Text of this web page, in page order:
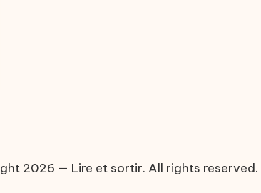
2026 — Lire et sortir. All rights reserved.